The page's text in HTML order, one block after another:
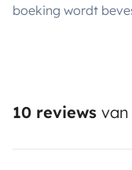
boeking wordt
10 reviews